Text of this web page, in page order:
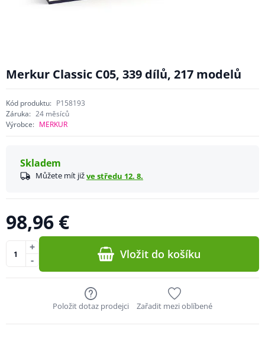
Merkur Classic C05, 339 dílů, 217 modelů
Kód produktu: P158193
Záruka: 24 měsíců
Výrobce: MERKUR
Skladem
Můžete mít jižve středu 12. 8.
98,96 €
-
+ Vložit do košíku
Položit dotaz prodejci Zařadit mezi oblíbené